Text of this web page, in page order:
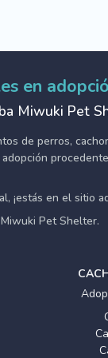
en
Miwuki Pet
de perros,
¡estás en el sitio
Pet Shelter.